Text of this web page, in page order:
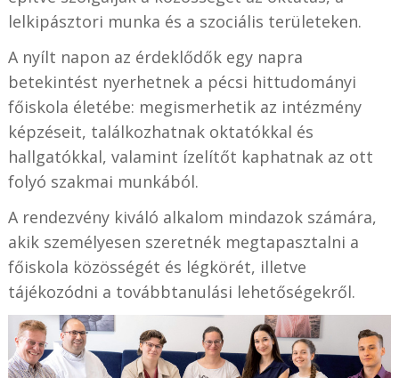
lelkipásztori munka és a szociális területeken.
A nyílt napon az érdeklődők egy napra
betekintést nyerhetnek a pécsi hittudományi
főiskola életébe: megismerhetik az intézmény
képzéseit, találkozhatnak oktatókkal és
hallgatókkal, valamint ízelítőt kaphatnak az ott
folyó szakmai munkából.
A rendezvény kiváló alkalom mindazok számára,
akik személyesen szeretnék megtapasztalni a
főiskola közösségét és légkörét, illetve
tájékozódni a továbbtanulási lehetőségekről.